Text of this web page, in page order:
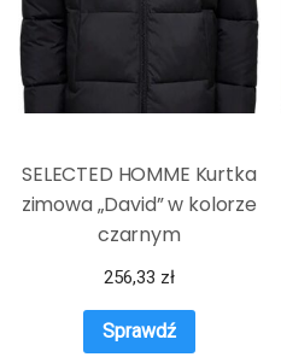
SELECTED HOMME Kurtka
zimowa „David” w kolorze
czarnym
256,33 zł
Sprawdź